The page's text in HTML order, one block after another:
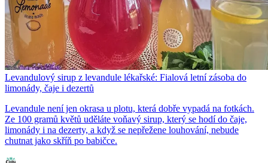
Levandulový sirup z levandule lékařské: Fialová letní zásoba do
limonády, čaje i dezertů
Levandule není jen okrasa u plotu, která dobře vypadá na fotkách.
Ze 100 gramů květů uděláte voňavý sirup, který se hodí do čaje,
limonády i na dezerty, a když se nepřežene louhování, nebude
chutnat jako skříň po babičce.